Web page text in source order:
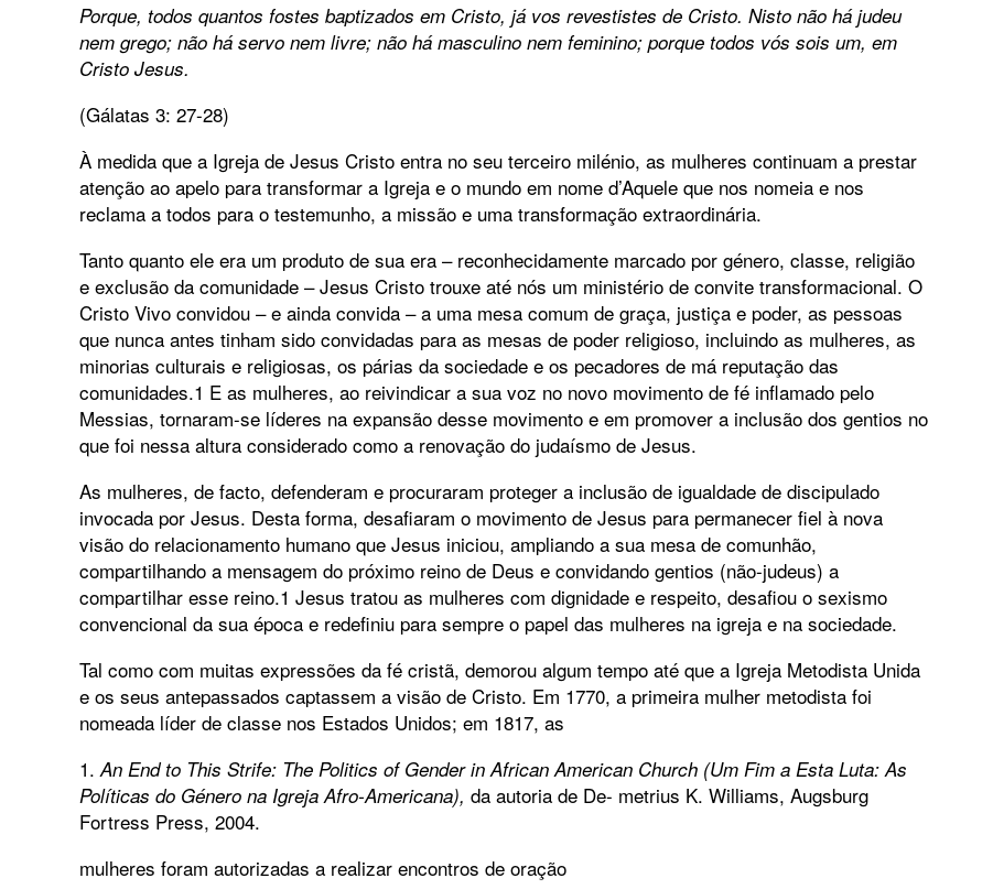
Porque, todos quantos fostes baptizados em Cristo, já vos revestistes de Cristo. Nisto não há judeu
nem grego; não há servo nem livre; não há masculino nem feminino; porque todos vós sois um, em
Cristo Jesus.
(Gálatas 3: 27-28)
À medida que a Igreja de Jesus Cristo entra no seu terceiro milénio, as mulheres continuam a prestar
atenção ao apelo para transformar a Igreja e o mundo em nome d’Aquele que nos nomeia e nos
reclama a todos para o testemunho, a missão e uma transformação extraordinária.
Tanto quanto ele era um produto de sua era – reconhecidamente marcado por género, classe, religião
e exclusão da comunidade – Jesus Cristo trouxe até nós um ministério de convite transformacional. O
Cristo Vivo convidou – e ainda convida – a uma mesa comum de graça, justiça e poder, as pessoas
que nunca antes tinham sido convidadas para as mesas de poder religioso, incluindo as mulheres, as
minorias culturais e religiosas, os párias da sociedade e os pecadores de má reputação das
comunidades.1 E as mulheres, ao reivindicar a sua voz no novo movimento de fé inflamado pelo
Messias, tornaram-se líderes na expansão desse movimento e em promover a inclusão dos gentios no
que foi nessa altura considerado como a renovação do judaísmo de Jesus.
As mulheres, de facto, defenderam e procuraram proteger a inclusão de igualdade de discipulado
invocada por Jesus. Desta forma, desafiaram o movimento de Jesus para permanecer fiel à nova
visão do relacionamento humano que Jesus iniciou, ampliando a sua mesa de comunhão,
compartilhando a mensagem do próximo reino de Deus e convidando gentios (não-judeus) a
compartilhar esse reino.1 Jesus tratou as mulheres com dignidade e respeito, desafiou o sexismo
convencional da sua época e redefiniu para sempre o papel das mulheres na igreja e na sociedade.
Tal como com muitas expressões da fé cristã, demorou algum tempo até que a Igreja Metodista Unida
e os seus antepassados captassem a visão de Cristo. Em 1770, a primeira mulher metodista foi
nomeada líder de classe nos Estados Unidos; em 1817, as
1. An End to This Strife: The Politics of Gender in African American Church (Um Fim a Esta Luta: As
Políticas do Género na Igreja Afro-Americana), da autoria de De- metrius K. Williams, Augsburg
Fortress Press, 2004.
mulheres foram autorizadas a realizar encontros de oração